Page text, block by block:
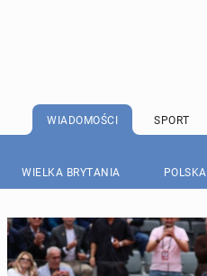
WIADOMOŚCI SPORT
WIELKA BRYTANIA POLSKA